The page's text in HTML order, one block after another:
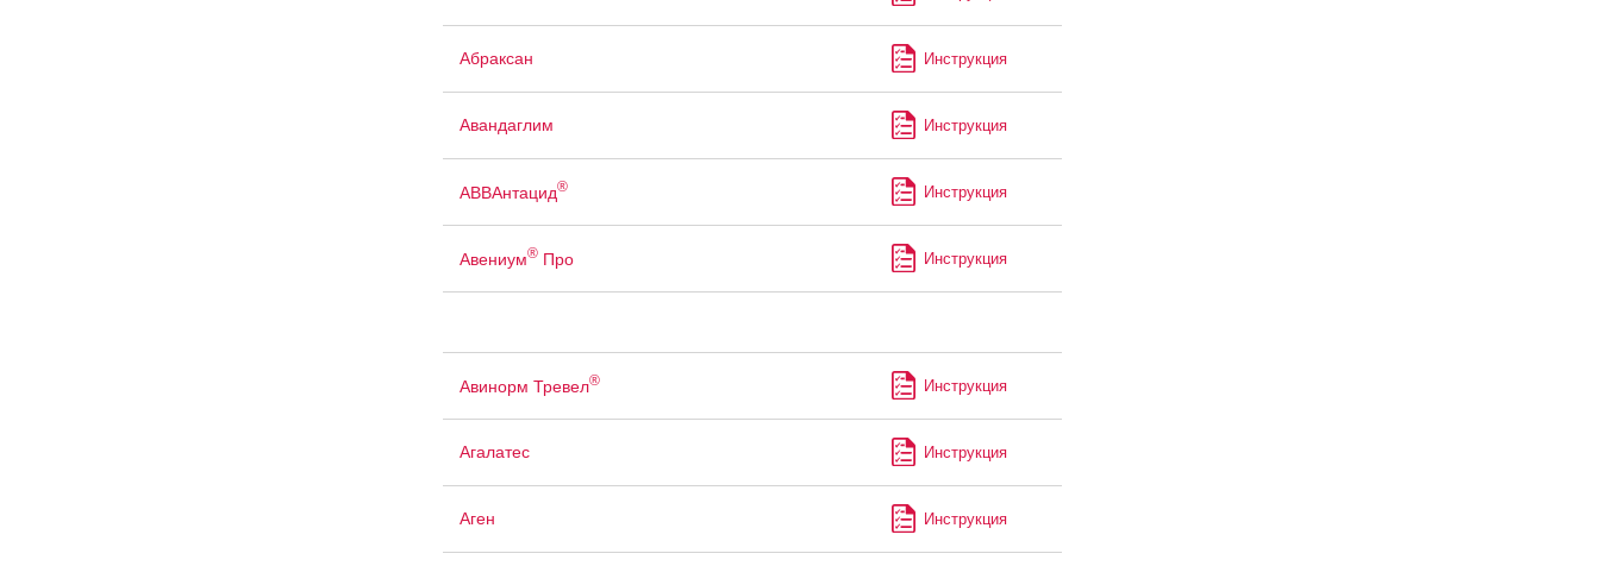
Абраксан Инструкция
Авандаглим Инструкция
АВВАнтацид® Инструкция
Авениум®Про Инструкция
Авинорм Тревел® Инструкция
Агалатес Инструкция
Аген Инструкция